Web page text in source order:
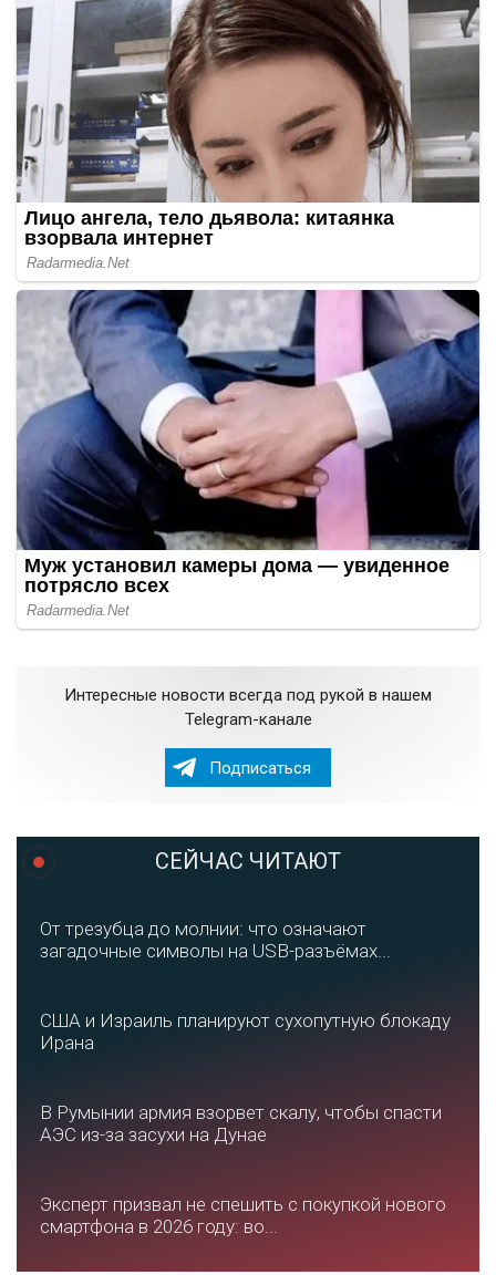
Интересные новости всегда под рукой в нашем
Telegram-канале
Подписаться
СЕЙЧАС ЧИТАЮТ
От трезубца до молнии: что означают
загадочные символы на USB-разъёмах...
США и Израиль планируют сухопутную блокаду
Ирана
В Румынии армия взорвет скалу, чтобы спасти
АЭС из-за засухи на Дунае
Эксперт призвал не спешить с покупкой нового
смартфона в 2026 году: во...